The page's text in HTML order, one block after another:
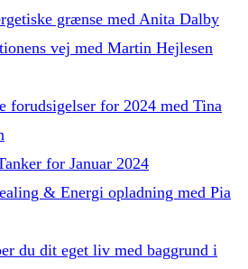
grænse med Anita Dalby
vej med Martin Hejlesen
forudsigelser for 2024 med Tina
for Januar 2024
& Energi opladning med Pia
du dit eget liv med baggrund i